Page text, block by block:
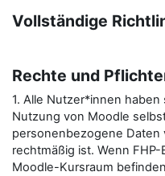
Vollständige
Rechte und
1. Alle Nutzer*innen
Nutzung von Moodle
personenbezogene Daten
rechtmäßig ist. Wenn
Moodle-Kursraum